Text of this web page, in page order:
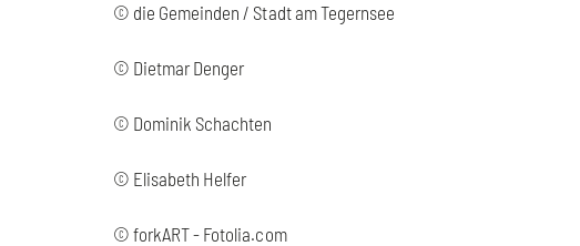
© die Gemeinden / Stadt am Tegernsee
© Dietmar Denger
© Dominik Schachten
© Elisabeth Helfer
© forkART - Fotolia.com